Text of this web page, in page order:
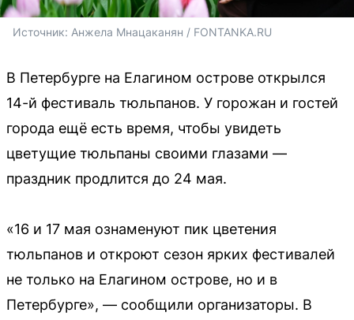
Источник: Анжела Мнацаканян / FONTANKA.RU
В Петербурге на Елагином острове открылся
14-й фестиваль тюльпанов. У горожан и гостей
города ещё есть время, чтобы увидеть
цветущие тюльпаны своими глазами —
праздник продлится до 24 мая.
«16 и 17 мая ознаменуют пик цветения
тюльпанов и откроют сезон ярких фестивалей
не только на Елагином острове, но и в
Петербурге», — сообщили организаторы. В